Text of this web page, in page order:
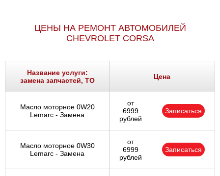
ЦЕНЫ НА РЕМОНТ АВТОМОБИЛЕЙ
CHEVROLET CORSA
Название услуги:
замена запчастей, ТО
Цена
Масло моторное 0W20
Lemarc - Замена
от
6999
рублей
Записаться
Масло моторное 0W30
Lemarc - Замена
от
6999
рублей
Записаться